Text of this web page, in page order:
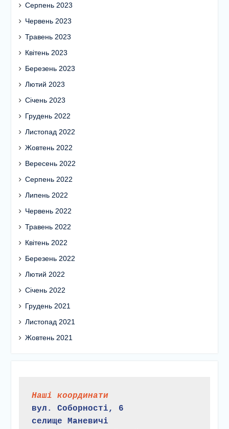
Серпень 2023
Червень 2023
Травень 2023
Квітень 2023
Березень 2023
Лютий 2023
Січень 2023
Грудень 2022
Листопад 2022
Жовтень 2022
Вересень 2022
Серпень 2022
Липень 2022
Червень 2022
Травень 2022
Квітень 2022
Березень 2022
Лютий 2022
Січень 2022
Грудень 2021
Листопад 2021
Жовтень 2021
Наші координати
вул. Соборності, 6
селище Маневичі